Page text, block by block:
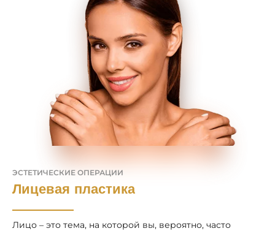
ЭСТЕТИЧЕСКИЕ ОПЕРАЦИИ
Лицевая пластика
Лицо – это тема, на которой вы, вероятно, часто